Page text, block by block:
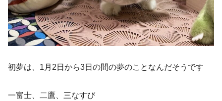
初夢は、1月2日から3日の間の夢のことなんだそうです
一富士、二鷹、三なすび